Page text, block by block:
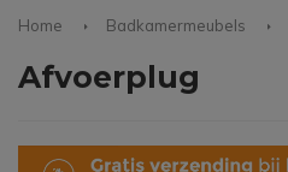
Home Badkamermeubels
Afvoerplug